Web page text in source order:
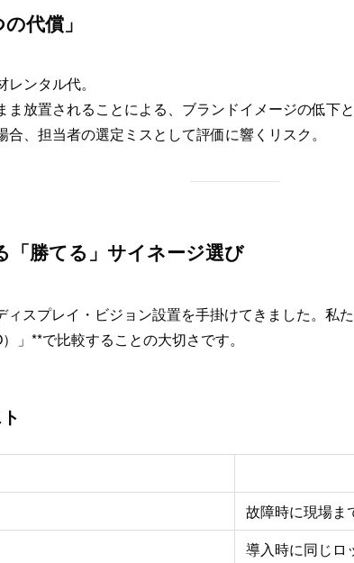
代償」
ンタル代。
ま放置されることによる、ブランドイメージの低下
、担当者の選定ミスとして評価に響くリスク。
勝てる」サイネージ選び
スプレイ・ビジョン設置を手掛けてきました。私
」**で比較することの大切さです。
故障時に現場ま
導入時に同じロ